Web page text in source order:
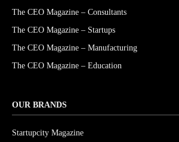
The CEO Magazine – Consultants
The CEO Magazine – Startups
The CEO Magazine – Manufacturing
The CEO Magazine – Education
OUR BRANDS
Startupcity Magazine